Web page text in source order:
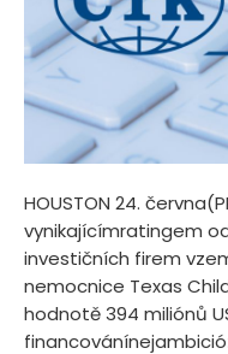
HOUSTON 24.
vynikajícímratingem
investičních firem
nemocnice Texas
hodnotě 394 miliónů